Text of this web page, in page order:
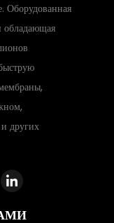
Оборудованная
других